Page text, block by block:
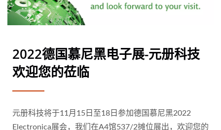
2022德国慕尼黑电子展-元册科技
欢迎您的莅临
元册科技将于11月15日至18日参加德国慕尼黑2022
Electronica展会，我们在A4馆537/2摊位展出，欢迎您的